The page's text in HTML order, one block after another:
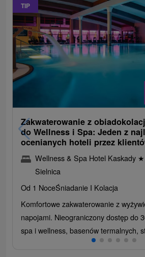
TIP
Zakwaterowanie z
do Wellness i Spa: Jeden z
ocenianych hoteli przez
Wellness & Spa Hotel Kaskady ★
Sielnica
Od 1 NoceŚniadanie I Kolacja
Komfortowe zakwaterowanie z
napojami. Nieograniczony dostęp do
spa i wellness, basenów termalnych,